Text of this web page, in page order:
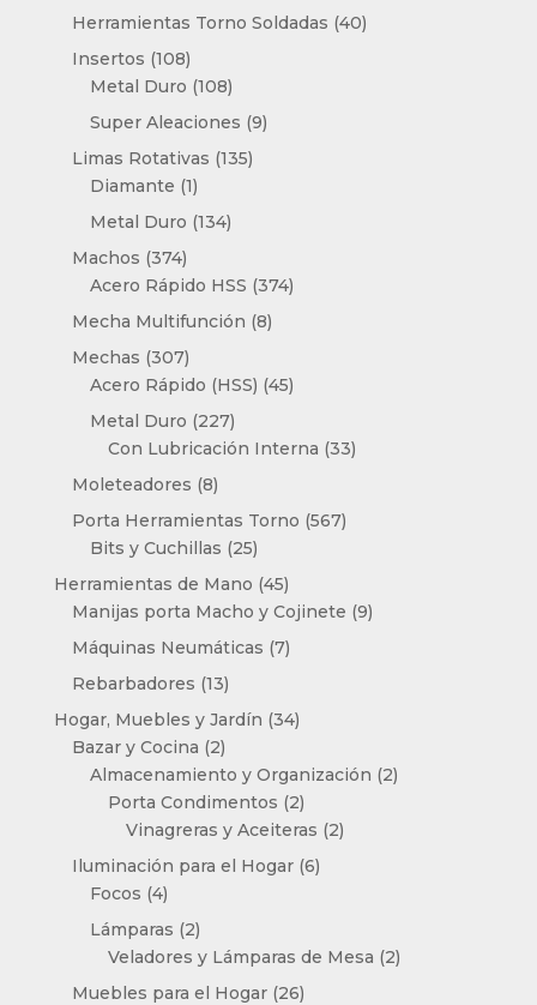
productos
Herramientas Torno Soldadas 4040
Insertos 108108
productos
Metal Duro 108108
productos
Super Aleaciones 99
Limas Rotativas 135135
Diamante 11
producto
Metal Duro 134134
Machos 374374
productos
Acero Rápido HSS 374374
Mecha Multifunción 88
Mechas 307307
productos
Acero Rápido (HSS) 4545
Metal Duro 227227
productos
Con Lubricación Interna 3333
Moleteadores 88
productos
Porta Herramientas Torno 567567
Bits y Cuchillas 2525
productos
Herramientas de Mano 4545
productos
Manijas porta Macho y Cojinete 99
Máquinas Neumáticas 77
Rebarbadores 1313
productos
Hogar, Muebles y Jardín 3434
Bazar y Cocina 22
productos
Almacenamiento y Organización 22
Porta Condimentos 22
productos
Vinagreras y Aceiteras 22
Iluminación para el Hogar 66
Focos 44
productos
Lámparas 22
productos
Veladores y Lámparas de Mesa 22
Muebles para el Hogar 2626